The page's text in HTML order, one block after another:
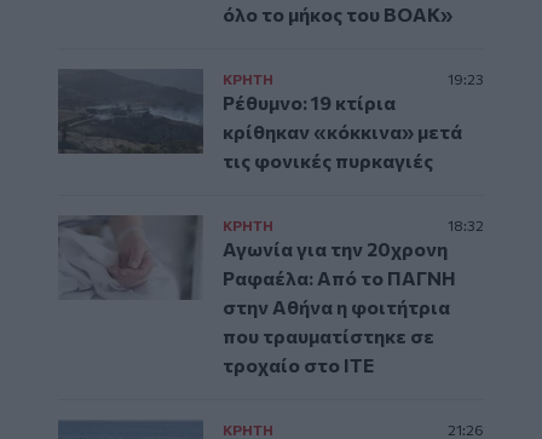
όλο το μήκος του ΒΟΑΚ»
ΚΡΗΤΗ 19:23
Ρέθυμνο: 19 κτίρια
κρίθηκαν «κόκκινα» μετά
τις φονικές πυρκαγιές
ΚΡΗΤΗ 18:32
Αγωνία για την 20χρονη
Ραφαέλα: Από το ΠΑΓΝΗ
στην Αθήνα η φοιτήτρια
που τραυματίστηκε σε
τροχαίο στο ΙΤΕ
ΚΡΗΤΗ 21:26